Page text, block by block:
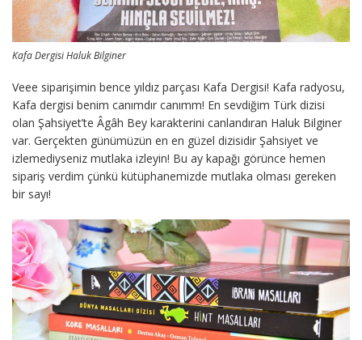
Kafa Dergisi Haluk Bilginer
Veee siparişimin bence yıldız parçası Kafa Dergisi! Kafa radyosu,
Kafa dergisi benim canımdır canımm! En sevdiğim Türk dizisi
olan Şahsiyet’te Âgâh Bey karakterini canlandıran Haluk Bilginer
var. Gerçekten günümüzün en en güzel dizisidir Şahsiyet ve
izlemediyseniz mutlaka izleyin! Bu ay kapağı görünce hemen
sipariş verdim çünkü kütüphanemizde mutlaka olması gereken
bir sayı!